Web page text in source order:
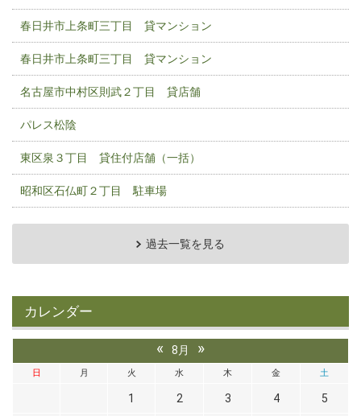
春日井市上条町三丁目 貸マンション
春日井市上条町三丁目 貸マンション
名古屋市中村区則武２丁目 貸店舗
パレス松陰
東区泉３丁目 貸住付店舗（一括）
昭和区石仏町２丁目 駐車場
過去一覧を見る
カレンダー
« 8月 »
日 月 火 水 木 金 土
1 2 3 4 5